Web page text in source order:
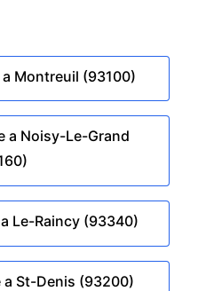
Montreuil (93100)
a Noisy-Le-Grand
Le-Raincy (93340)
St-Denis (93200)